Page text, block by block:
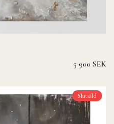
5 900 SEK
Slutsåld